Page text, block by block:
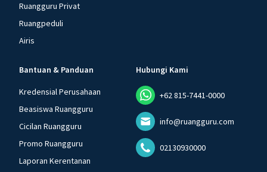
Ruangguru Privat
Ruangpeduli
Airis
Bantuan & Panduan
Kredensial Perusahaan
Beasiswa Ruangguru
Cicilan Ruangguru
Promo Ruangguru
Laporan Kerentanan
Hubungi Kami
+62 815-7441-0000
info@ruangguru.com
02130930000